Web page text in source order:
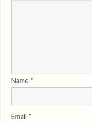
Name *
Email *